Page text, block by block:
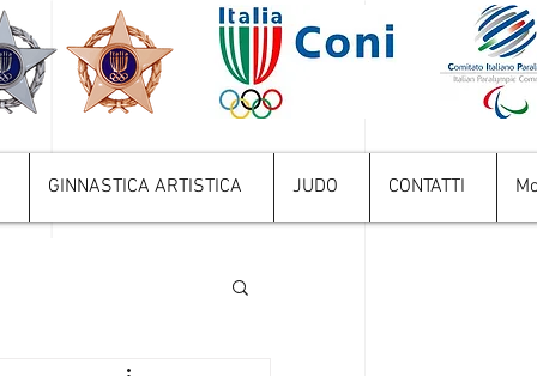
GINNASTICA ARTISTICA JUDO CONTATTI